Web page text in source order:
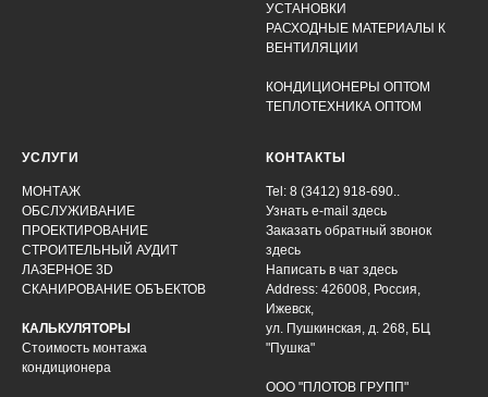
УСТАНОВКИ
РАСХОДНЫЕ МАТЕРИАЛЫ К
ВЕНТИЛЯЦИИ
КОНДИЦИОНЕРЫ ОПТОМ
ТЕПЛОТЕХНИКА ОПТОМ
УСЛУГИ
МОНТАЖ
ОБСЛУЖИВАНИЕ
ПРОЕКТИРОВАНИЕ
СТРОИТЕЛЬНЫЙ АУДИТ
ЛАЗЕРНОЕ 3D
СКАНИРОВАНИЕ ОБЪЕКТОВ
КАЛЬКУЛЯТОРЫ
Стоимость монтажа
кондиционера
КОНТАКТЫ
Tel: 8 (3412) 918-690..
Узнать e-mail здесь
Заказать обратный звонок
здесь
Написать в чат здесь
Address: 426008, Россия,
Ижевск,
ул. Пушкинская, д. 268, БЦ
"Пушка"
ООО "ПЛОТОВ ГРУПП"